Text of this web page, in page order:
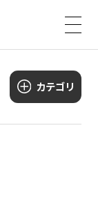
カテゴリ
サ
イ
ト
タ
イ
ト